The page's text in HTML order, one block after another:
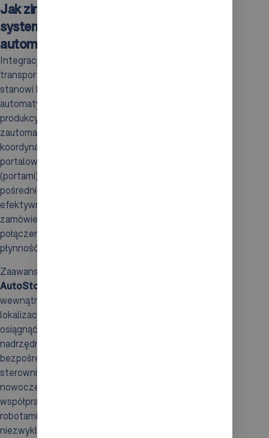
Jak zintegrować robota portalowego z
systemami transportu wewnętrznego i
automatyki maszyn?
Integracja robota portalowego z systemami
transportu wewnętrznego, takimi jak
stanowi kluczowy krok w kierunku pełnej
automatyzacji procesów logistycznych i
produkcyjnych. System AutoStore, działający jako
zautomatyzowany magazyn, wymaga precyzyjnej
koordynacji z zewnętrznymi urządzeniami. Gdy roboty
portalowe współpracują ze stacjami kompletacyjnymi
(portami) systemu AutoStore, często za
pośrednictwem przenośników, ich zdolność do
efektywnego formowania i transportowania gotowych
zamówień na paletach znacząco wzrasta. Takie
połączenie przekłada się na maksymalną wydajność i
płynność całego procesu.
Zaawansowane oprogramowanie sterujące systemu
AutoStore
wewnątrz siatki magazynowej, optymalizując
lokalizację towarów i
osiągnąć pełną synergię, musi ono komunikować się z
nadrzędnymi systemami zarządzania produkcją oraz
bezpośrednio z automatyką maszyn, w tym ze
sterownikami robota portalowego. Dzięki
nowoczesnym interfejsom komunikacyjnym,
współpraca pomiędzy systemem AutoStore a
robotami portalowymi jest nie tylko możliwa, ale także
niezwykle efektywna. Taka synchronizacja procesów